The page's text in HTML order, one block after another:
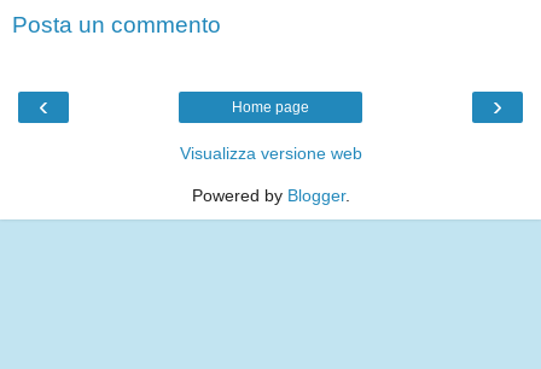
Posta un commento
‹ ›
Home page
Visualizza versione web
Powered by Blogger.